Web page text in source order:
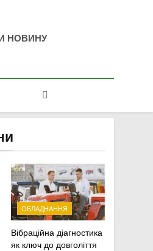
НОВИНУ
ОБЛАДНАННЯ
Вібраційна діагностика
як ключ до довголіття